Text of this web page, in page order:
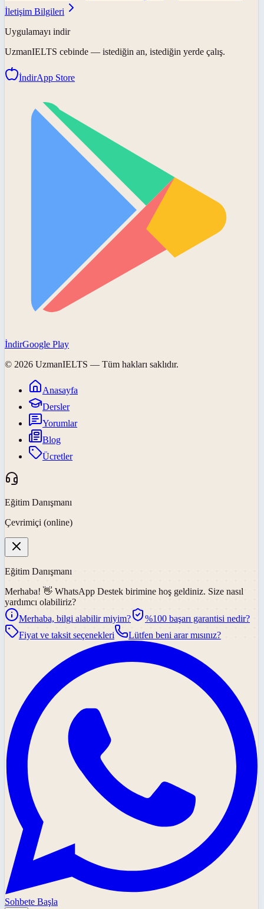
İletişim Bilgileri
Uygulamayı indir
UzmanIELTS cebinde — istediğin an, istediğin yerde çalış.
İndirApp Store
İndirGoogle Play
© 2026 UzmanIELTS — Tüm hakları saklıdır.
Anasayfa
Dersler
Yorumlar
Blog
Ücretler
Eğitim Danışmanı
Çevrimiçi (online)
Eğitim Danışmanı
Merhaba! 👋 WhatsApp Destek birimine hoş geldiniz. Size nasıl
yardımcı olabiliriz?
Merhaba, bilgi alabilir miyim?
%100 başarı garantisi nedir?
Fiyat ve taksit seçenekleri
Lütfen beni arar mısınız?
Sohbete Başla